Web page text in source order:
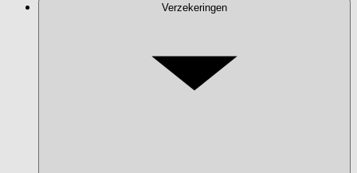
Verzekeringen